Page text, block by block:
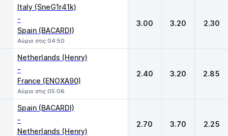
Italy (SneG1r41k)
-
Spain (BACARDI)
Αύριο στις 04:50
3.00 3.20 2.30
Netherlands (Henry)
-
France (ENOXA90)
Αύριο στις 05:06
2.40 3.20 2.85
Spain (BACARDI)
-
Netherlands (Henry)
2.70 3.70 2.25